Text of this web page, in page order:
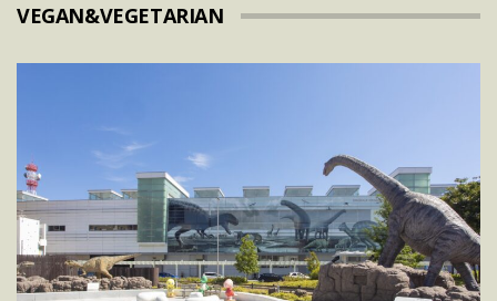
VEGAN&VEGETARIAN